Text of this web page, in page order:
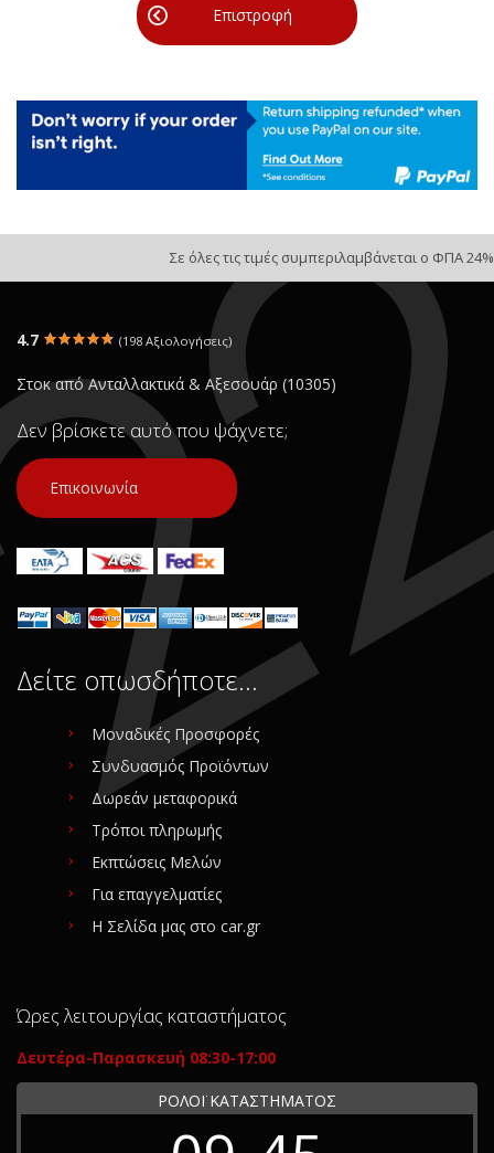
Επιστροφή
Σε όλες τις τιμές συμπεριλαμβάνεται ο ΦΠΑ 24%
4.7 (198 Αξιολογήσεις)
Στοκ από Ανταλλακτικά & Αξεσουάρ (10305)
Δεν βρίσκετε αυτό που ψάχνετε;
Επικοινωνία
Δείτε οπωσδήποτε…
Μοναδικές Προσφορές
Συνδυασμός Προϊόντων
Δωρεάν μεταφορικά
Τρόποι πληρωμής
Εκπτώσεις Μελών
Για επαγγελματίες
Η Σελίδα μας στο car.gr
Ώρες λειτουργίας καταστήματος
Δευτέρα-Παρασκευή 08:30-17:00
ΡΟΛΟΪ ΚΑΤΑΣΤΗΜΑΤΟΣ